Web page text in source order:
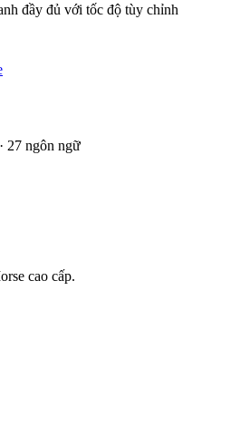
đầy đủ với tốc độ tùy chỉnh
27 ngôn ngữ
cao cấp.